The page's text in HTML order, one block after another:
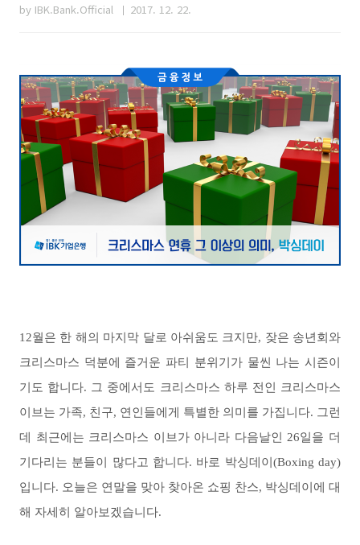
by IBK.Bank.Official 2017. 12. 22.
12월은 한 해의 마지막 달로 아쉬움도 크지만, 잦은 송년회와
크리스마스 덕분에 즐거운 파티 분위기가 물씬 나는 시즌이
기도 합니다. 그 중에서도 크리스마스 하루 전인 크리스마스
이브는 가족, 친구, 연인들에게 특별한 의미를 가집니다. 그런
데 최근에는 크리스마스 이브가 아니라 다음날인 26일을 더
기다리는 분들이 많다고 합니다. 바로 박싱데이(Boxing day)
입니다. 오늘은 연말을 맞아 찾아온 쇼핑 찬스, 박싱데이에 대
해 자세히 알아보겠습니다.